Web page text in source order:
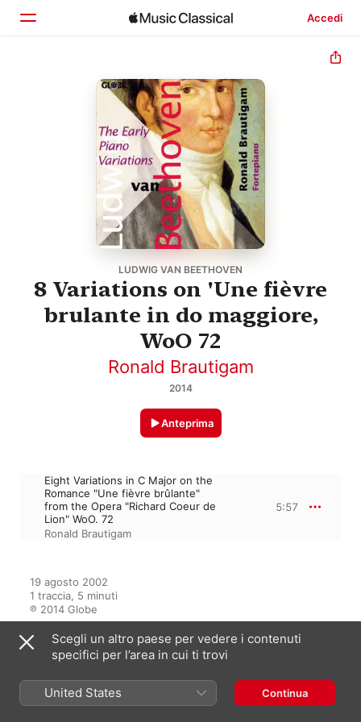
Accedi
LUDWIG VAN BEETHOVEN
8 Variations on 'Une fièvre
brulante in do maggiore,
WoO 72
Ronald Brautigam
2014
Anteprima
Eight Variations in C Major on the
Romance "Une fièvre brûlante"
from the Opera "Richard Coeur de
Lion" WoO. 72
Ronald Brautigam
5:57
19 agosto 2002
1 traccia, 5 minuti
℗ 2014 Globe
Scegli un altro paese per vedere i contenuti
specifici per l’area in cui ti trovi
United States Continua